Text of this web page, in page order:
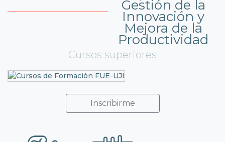
Gestión de la
Innovación y
Mejora de la
Productividad
Cursos superiores
Inscribirme